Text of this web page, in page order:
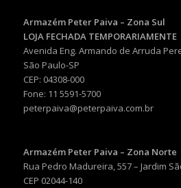
Armazém Peter Paiva – Zona Sul
LOJA FECHADA TEMPORARIAMENTE
Avenida Eng. Armando de Arruda
São Paulo-SP
CEP: 04308-000
Fone: 11 5591-5700
peterpaiva@peterpaiva.com.br
Armazém Peter Paiva – Zona Norte
Rua Pedro Madureira, 557 – Jardim
CEP 02044-140